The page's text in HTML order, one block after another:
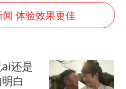
豚在海上打了个结
子代言广告视频已下架
大部迎大暴雨
一周大涨超7% 金价为何突然上涨
体验效果更佳
还是
白